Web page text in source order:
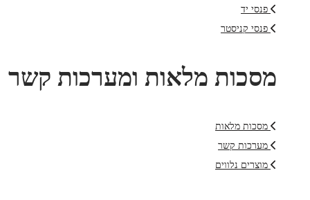
פנסי יד
פנסי קניסטר
מסכות מלאות ומערכות קשר
מסכות מלאות
מערכות קשר
מוצרים נלווים